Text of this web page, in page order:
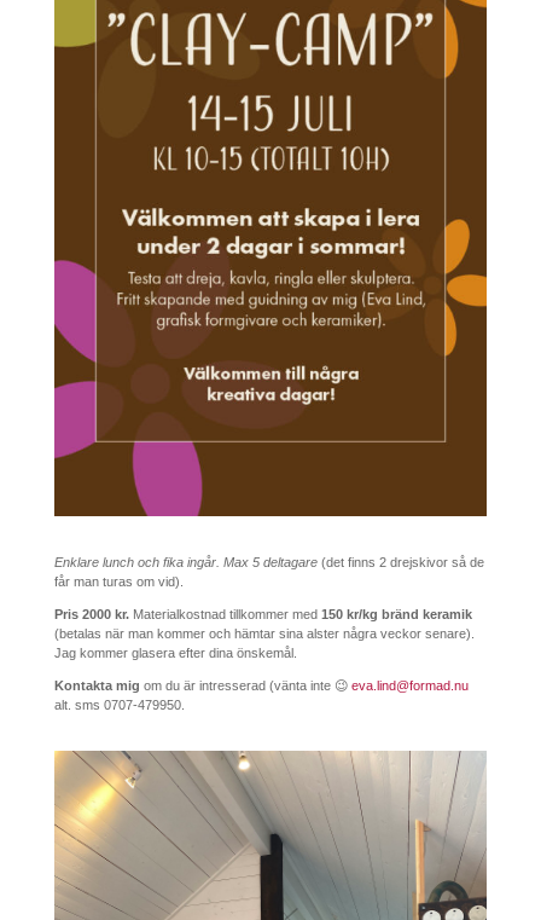
Enklare lunch och fika ingår. Max 5 deltagare (det finns 2 drejskivor så de
får man turas om vid).
Pris 2000 kr.Materialkostnad tillkommer med 150 kr/kg bränd keramik
(betalas när man kommer och hämtar sina alster några veckor senare).
Jag kommer glasera efter dina önskemål.
Kontakta mig om du är intresserad (vänta inte 😉 eva.lind@formad.nu
alt. sms 0707-479950.